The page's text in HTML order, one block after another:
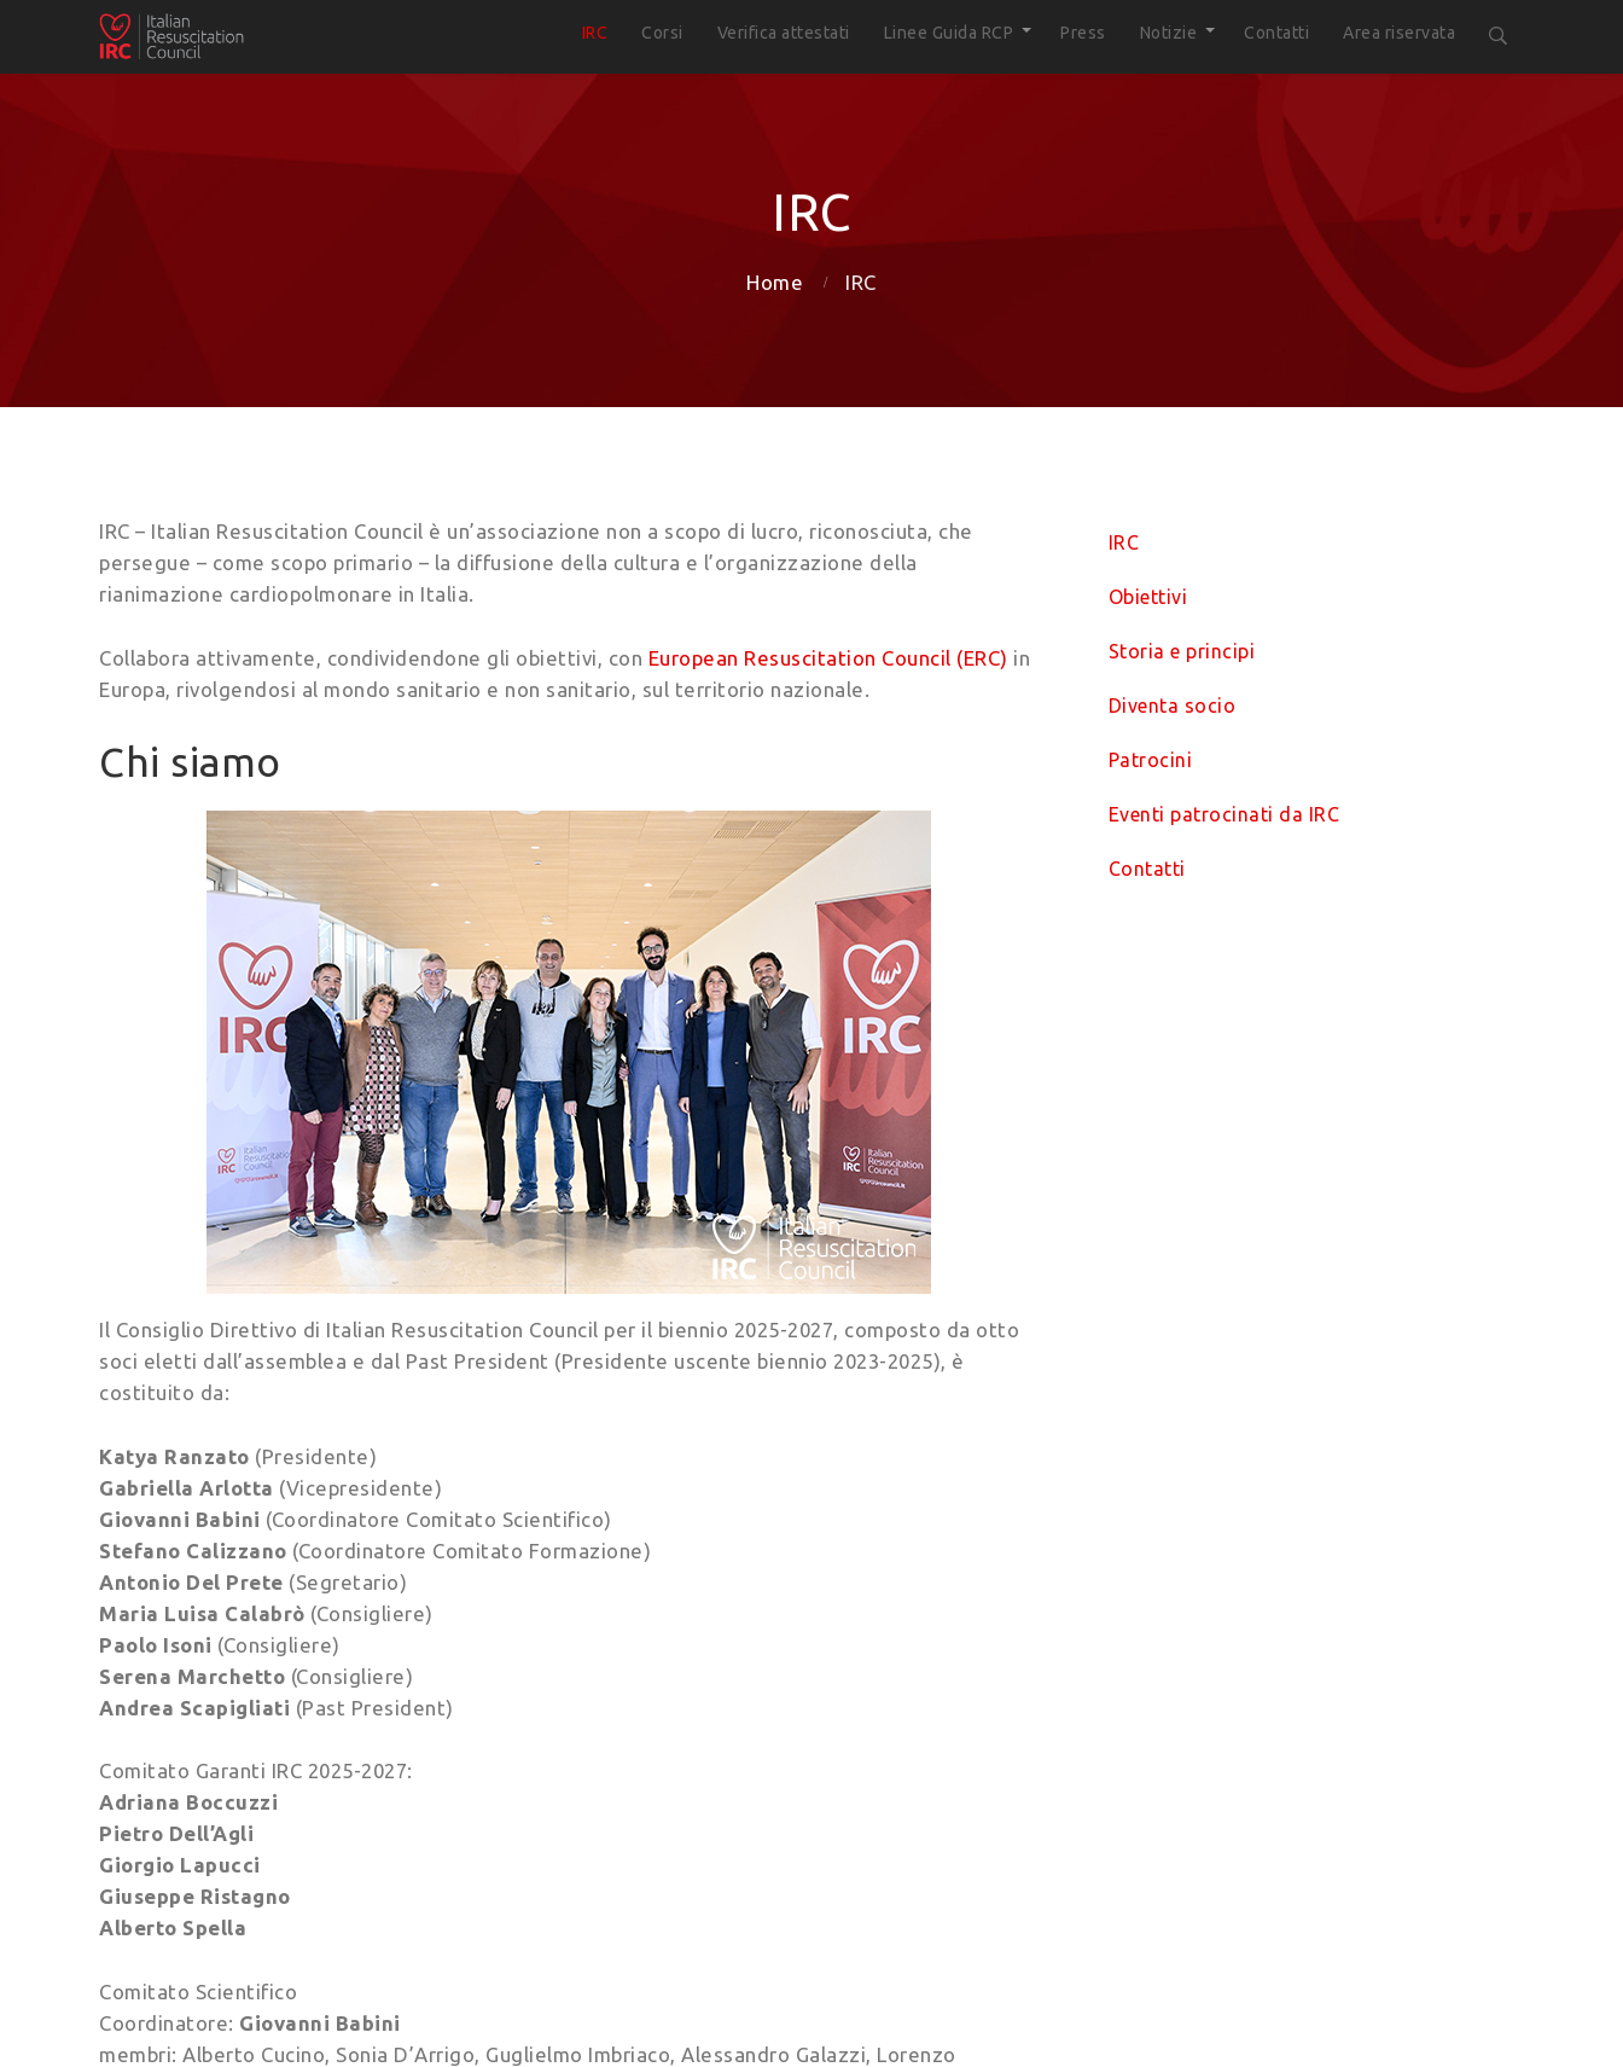
IRC Corsi Verifica attestati Linee Guida RCP Press Notizie Contatti Area riservata
IRC
Home IRC
IRC – Italian Resuscitation Council è un’associazione non a scopo di lucro, riconosciuta, che
persegue – come scopo primario – la diffusione della cultura e l’organizzazione della
rianimazione cardiopolmonare in Italia.
Collabora attivamente, condividendone gli obiettivi, con European Resuscitation Council (ERC) in
Europa, rivolgendosi al mondo sanitario e non sanitario, sul territorio nazionale.
Chi siamo
Il Consiglio Direttivo di Italian Resuscitation Council per il biennio 2025-2027, composto da otto
soci eletti dall’assemblea e dal Past President (Presidente uscente biennio 2023-2025), è
costituito da:
Katya Ranzato (Presidente)
Gabriella Arlotta (Vicepresidente)
Giovanni Babini (Coordinatore Comitato Scientifico)
Stefano Calizzano (Coordinatore Comitato Formazione)
Antonio Del Prete (Segretario)
Maria Luisa Calabrò (Consigliere)
Paolo Isoni (Consigliere)
Serena Marchetto (Consigliere)
Andrea Scapigliati (Past President)
Comitato Garanti IRC 2025-2027:
Adriana Boccuzzi
Pietro Dell’Agli
Giorgio Lapucci
Giuseppe Ristagno
Alberto Spella
Comitato Scientifico
Coordinatore: Giovanni Babini
membri: Alberto Cucino, Sonia D’Arrigo, Guglielmo Imbriaco, Alessandro Galazzi, Lorenzo
IRC
Obiettivi
Storia e principi
Diventa socio
Patrocini
Eventi patrocinati da IRC
Contatti